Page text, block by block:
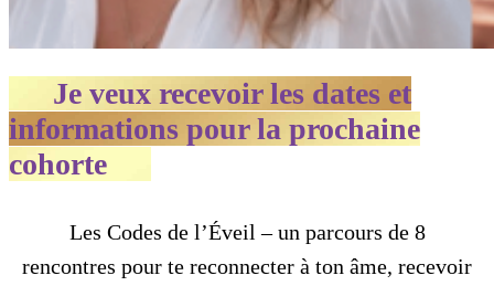
Je veux recevoir les dates et
informations pour la prochaine
cohorte
Les Codes de l’Éveil – un parcours de 8
rencontres pour te reconnecter à ton âme, recevoir